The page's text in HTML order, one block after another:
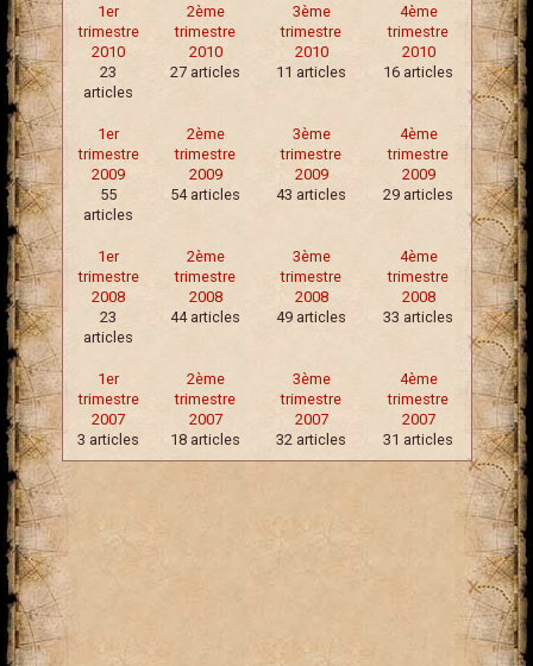
1er
trimestre
2010
23
articles
2ème
trimestre
2010
27 articles
3ème
trimestre
2010
11 articles
4ème
trimestre
2010
16 articles
1er
trimestre
2009
55
articles
2ème
trimestre
2009
54 articles
3ème
trimestre
2009
43 articles
4ème
trimestre
2009
29 articles
1er
trimestre
2008
23
articles
2ème
trimestre
2008
44 articles
3ème
trimestre
2008
49 articles
4ème
trimestre
2008
33 articles
1er
trimestre
2007
3 articles
2ème
trimestre
2007
18 articles
3ème
trimestre
2007
32 articles
4ème
trimestre
2007
31 articles